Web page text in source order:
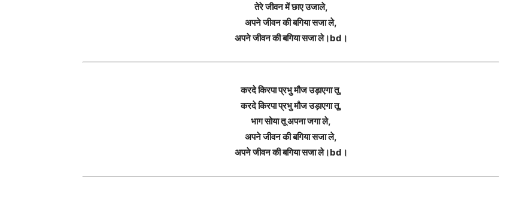
तेरे जीवन में छाए उजाले,
अपने जीवन की बगिया सजा ले,
अपने जीवन की बगिया सजा ले।bd।
करदे किरपा प्रभु मौज उड़ाएगा तू,
करदे किरपा प्रभु मौज उड़ाएगा तू,
भाग सोया तू अपना जगा ले,
अपने जीवन की बगिया सजा ले,
अपने जीवन की बगिया सजा ले।bd।